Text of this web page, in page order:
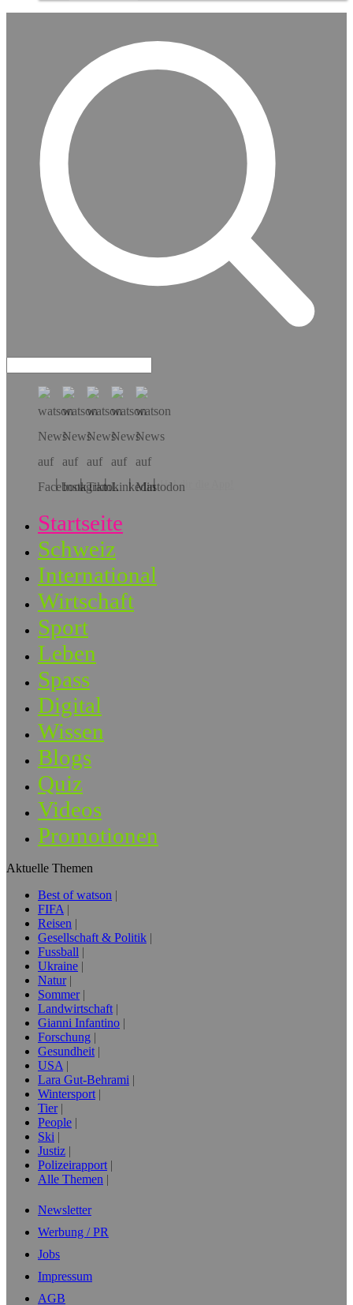
Hol dir die App!
Startseite
Schweiz
International
Wirtschaft
Sport
Leben
Spass
Digital
Wissen
Blogs
Quiz
Videos
Promotionen
Aktuelle Themen
Best of watson
FIFA
Reisen
Gesellschaft & Politik
Fussball
Ukraine
Natur
Sommer
Landwirtschaft
Gianni Infantino
Forschung
Gesundheit
USA
Lara Gut-Behrami
Wintersport
Tier
People
Ski
Justiz
Polizeirapport
Alle Themen
Newsletter
Werbung / PR
Jobs
Impressum
AGB